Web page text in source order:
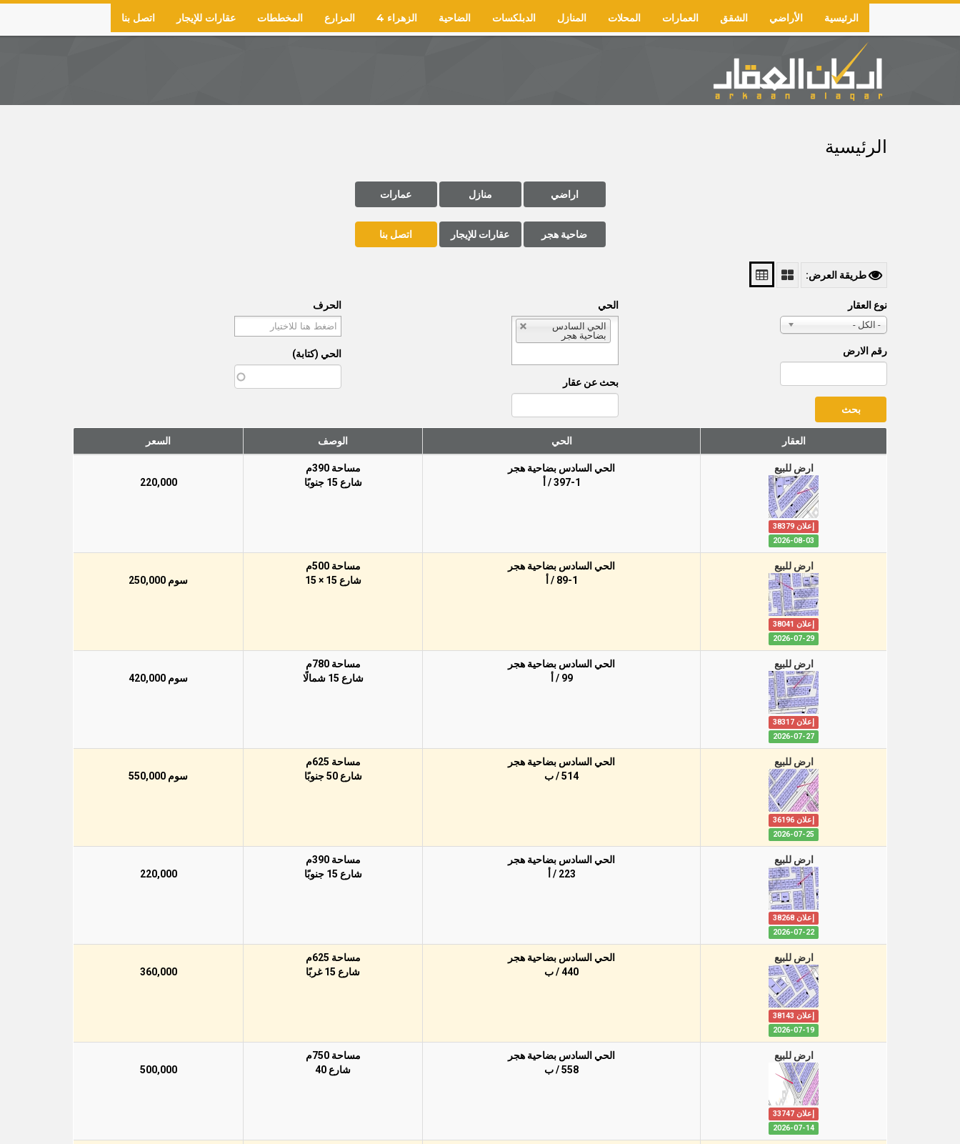
Skip
main
Main
navigation
اتصل بنا عقارات للإيجار المخططات المزارع الزهراء 4 الضاحية الدبلكسات المنازل المحلات العمارات الشقق الأراضي الرئيسية
الرئيسية
اراضي منازل عمارات
ضاحية هجر عقارات للإيجار اتصل بنا
طريقة العرض:
نوع العقار
- الكل -
رقم الارض
الحي
الحي السادس
بضاحية هجر
بحث عن عقار
الحرف
الحي (كتابة)
العقار الحي الوصف السعر
ارض للبيع
إعلان 38379
2026-08-03
الحي السادس بضاحية هجر
397-1 / أ
مساحة 390م
شارع 15 جنوبًا
220,000
ارض للبيع
إعلان 38041
2026-07-29
الحي السادس بضاحية هجر
89-1 / أ
مساحة 500م
شارع 15 × 15
سوم 250,000
ارض للبيع
إعلان 38317
2026-07-27
الحي السادس بضاحية هجر
99 / أ
مساحة 780م
شارع 15 شمالًا
سوم 420,000
ارض للبيع
إعلان 36196
2026-07-25
الحي السادس بضاحية هجر
514 / ب
مساحة 625م
شارع 50 جنوبًا
سوم 550,000
ارض للبيع
إعلان 38268
2026-07-22
الحي السادس بضاحية هجر
223 / أ
مساحة 390م
شارع 15 جنوبًا
220,000
ارض للبيع
إعلان 38143
2026-07-19
الحي السادس بضاحية هجر
440 / ب
مساحة 625م
شارع 15 غربًا
360,000
ارض للبيع
إعلان 33747
2026-07-14
الحي السادس بضاحية هجر
558 / ب
مساحة 750م
شارع 40
500,000